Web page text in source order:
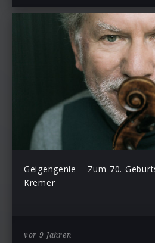
Geigengenie – Zum 70.
Kremer
vor 9 Jahren